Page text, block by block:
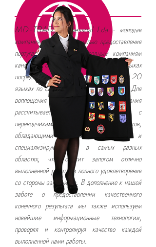
MD-TRAD, Unipessoal Lda - молодая
компания, созданная с целью предоставления
португальским и международным компаниям
каналов связи на различных языках
посредством оказания услуг на более чем 20
языках по самым различным тематикам. Для
воплощения этой цели в жизнь компания
рассчитывает на сотрудничество с
переводчиками-носителями языков,
обладающими проверенным опытом и
специализирующимися в самых разных
областях, что служит залогом отлично
выполненной работы и полного удовлетворения
со стороны заказчиков. В дополнение к нашей
заботе о предоставлении качественного
конечного результата мы также используем
новейшие информационные технологии,
проверяя и контролируя качество каждой
выполненной нами работы.